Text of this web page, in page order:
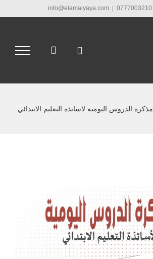
info@elamalyaya.com
مذكرة الدروس اليومية لاساتذة التعليم الابتدائي